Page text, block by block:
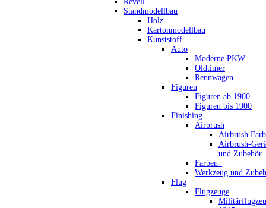
Standmodellbau
Holz
Kartonmodellbau
Kunststoff
Auto
Moderne PKW
Oldtimer
Rennwagen
Figuren
Figuren ab 1900
Figuren bis 1900
Finishing
Airbrush
Airbrush
Airbrush-
und Zubehör
Farben_
Werkzeug und
Flug
Flugzeuge